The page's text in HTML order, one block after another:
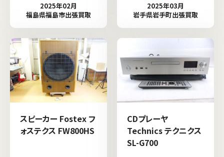
2025年02月
福島県福島市出張買取
2025年03月
岩手県岩手町出張買取
スピーカー Fostex フ
ォステクス FW800HS
CDプレーヤ
Technics テクニクス
SL-G700